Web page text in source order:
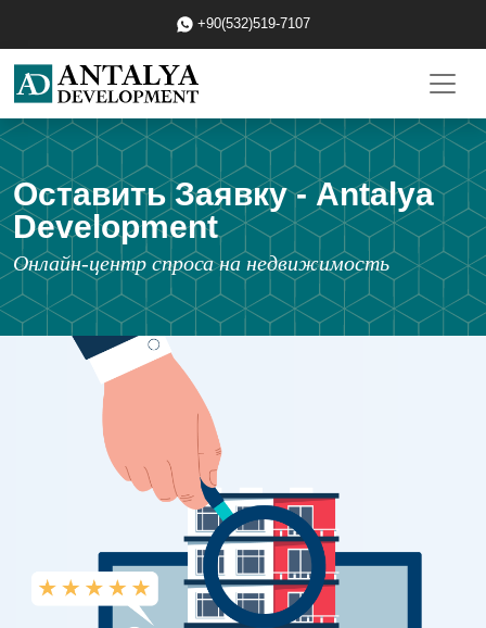
+90(532)519-7107
Оставить Заявку - Antalya
Development
Онлайн-центр спроса на недвижимость